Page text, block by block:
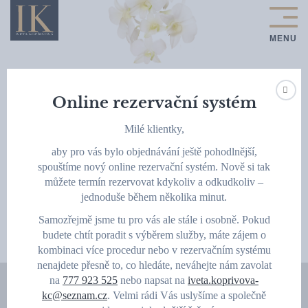
Péče o pleť
OBJEVTE
Online rezervační systém
Milé klientky,
aby pro vás bylo objednávání ještě pohodlnější,
spouštíme nový online rezervační systém. Nově si tak
můžete termín rezervovat kdykoliv a odkudkoliv –
jednoduše během několika minut.
Samozřejmě jsme tu pro vás ale stále i osobně. Pokud
budete chtít poradit s výběrem služby, máte zájem o
kombinaci více procedur nebo v rezervačním systému
nenajdete přesně to, co hledáte, neváhejte nám zavolat
na 777 923 525 nebo napsat na iveta.koprivova-
kc@seznam.cz. Velmi rádi Vás uslyšíme a společně